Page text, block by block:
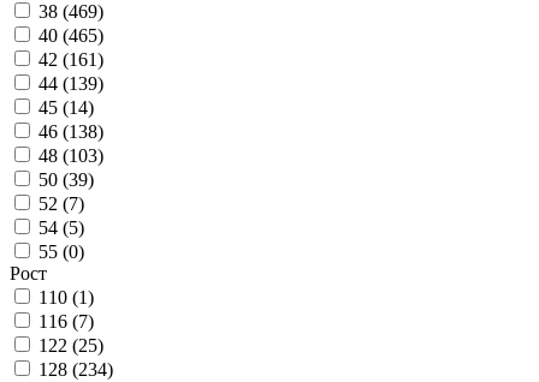
38 (469)
40 (465)
42 (161)
44 (139)
45 (14)
46 (138)
48 (103)
50 (39)
52 (7)
54 (5)
55 (0)
Рост
110 (1)
116 (7)
122 (25)
128 (234)